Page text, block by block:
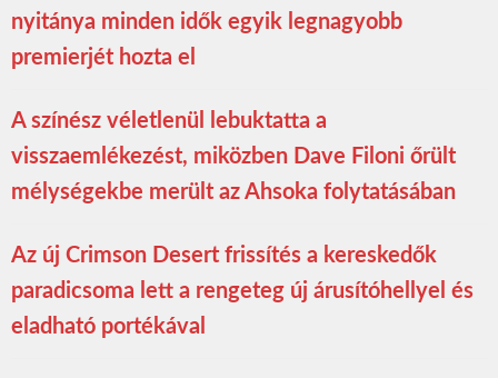
nyitánya minden idők egyik legnagyobb
premierjét hozta el
A színész véletlenül lebuktatta a
visszaemlékezést, miközben Dave Filoni őrült
mélységekbe merült az Ahsoka folytatásában
Az új Crimson Desert frissítés a kereskedők
paradicsoma lett a rengeteg új árusítóhellyel és
eladható portékával